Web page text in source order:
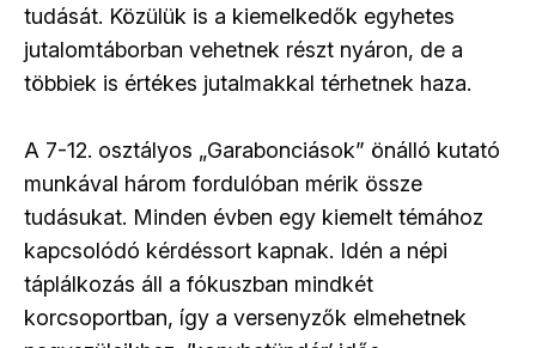
tudását. Közülük is a kiemelkedők egyhetes
jutalomtáborban vehetnek részt nyáron, de a
többiek is értékes jutalmakkal térhetnek haza.
A 7-12. osztályos „Garabonciások” önálló kutató
munkával három fordulóban mérik össze
tudásukat. Minden évben egy kiemelt témához
kapcsolódó kérdéssort kapnak. Idén a népi
táplálkozás áll a fókuszban mindkét
korcsoportban, így a versenyzők elmehetnek